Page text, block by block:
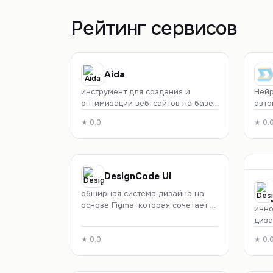
Маркетинг Финансы Спорт
Рецепты и готовка
Вдохновение Продуктивность
Рейтинг сервисов
Aida
инструмент для создания и
оптимизации веб-сайтов на базе
точки, связанные с веб-дизайном.
★ 0.0
для
★ 0.0
DesignCode UI
обширная система дизайна на
основе Figma, которая сочетает в
компонентов и шаблонов с
интеграцией Framer.
★ 0.0 ★ 0.0